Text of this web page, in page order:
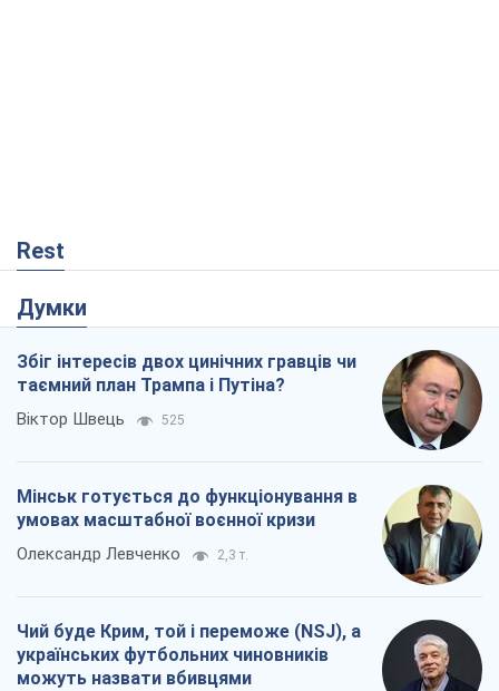
Rest
Думки
Збіг інтересів двох цинічних гравців чи
таємний план Трампа і Путіна?
Віктор Швець 525
Мінськ готується до функціонування в
умовах масштабної воєнної кризи
Олександр Левченко 2,3 т.
Чий буде Крим, той і переможе (NSJ), а
українських футбольних чиновників
можуть назвати вбивцями